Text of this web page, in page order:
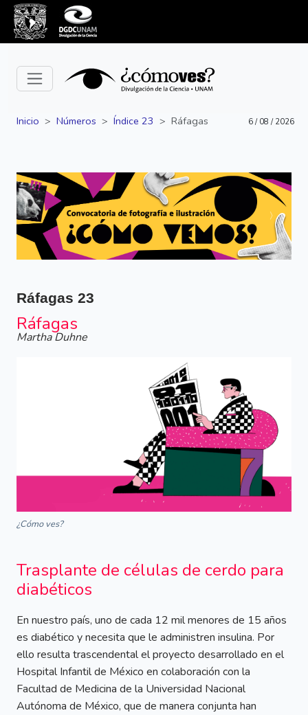
Inicio Números Índice 23 Ráfagas 6 / 08 / 2026
Siguiente Anterior
Ráfagas 23
Ráfagas
Martha Duhne
¿Cómo ves?
Trasplante de células de cerdo para
diabéticos
En nuestro país, uno de cada 12 mil menores de 15 años
es diabético y necesita que le administren insulina. Por
ello resulta trascendental el proyecto desarrollado en el
Hospital Infantil de México en colaboración con la
Facultad de Medicina de la Universidad Nacional
Autónoma de México, que de manera conjunta han